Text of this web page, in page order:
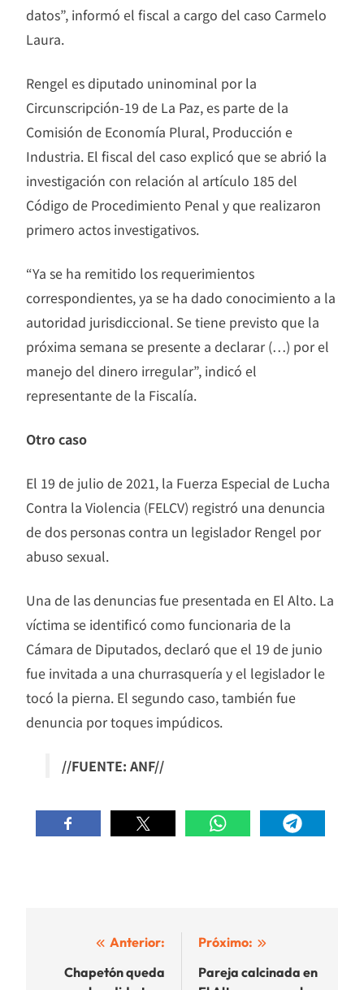
datos”, informó el fiscal a cargo del caso Carmelo
Laura.
Rengel es diputado uninominal por la
Circunscripción-19 de La Paz, es parte de la
Comisión de Economía Plural, Producción e
Industria. El fiscal del caso explicó que se abrió la
investigación con relación al artículo 185 del
Código de Procedimiento Penal y que realizaron
primero actos investigativos.
“Ya se ha remitido los requerimientos
correspondientes, ya se ha dado conocimiento a la
autoridad jurisdiccional. Se tiene previsto que la
próxima semana se presente a declarar (…) por el
manejo del dinero irregular”, indicó el
representante de la Fiscalía.
Otro caso
El 19 de julio de 2021, la Fuerza Especial de Lucha
Contra la Violencia (FELCV) registró una denuncia
de dos personas contra un legislador Rengel por
abuso sexual.
Una de las denuncias fue presentada en El Alto. La
víctima se identificó como funcionaria de la
Cámara de Diputados, declaró que el 19 de junio
fue invitada a una churrasquería y el legislador le
tocó la pierna. El segundo caso, también fue
denuncia por toques impúdicos.
//FUENTE: ANF//
Navegación
Anterior:
Chapetón queda
Próximo:
Pareja calcinada en